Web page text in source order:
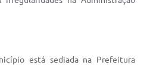
está sediada na Prefeitura